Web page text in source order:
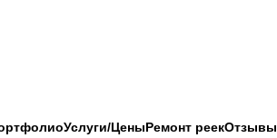
Услуги/ЦеныРемонт реекОтзывы